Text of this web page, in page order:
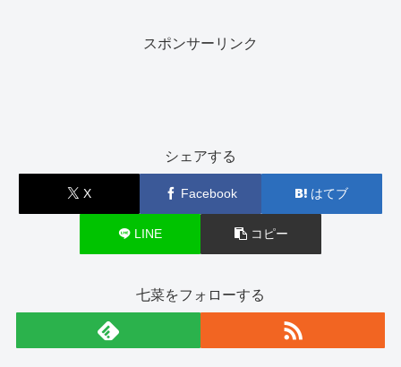
スポンサーリンク
シェアする
X Facebook はてブ
LINE コピー
七菜をフォローする